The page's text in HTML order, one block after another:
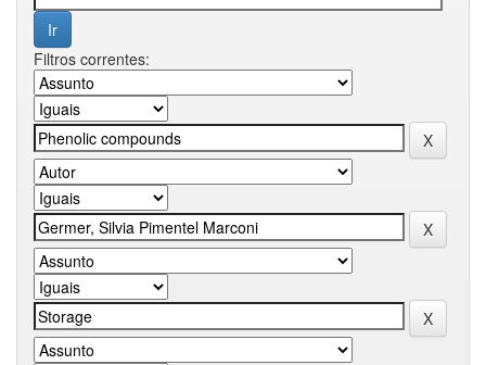
Filtros correntes: